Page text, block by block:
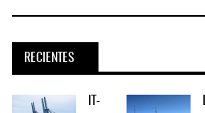
RECIENTES
IT-